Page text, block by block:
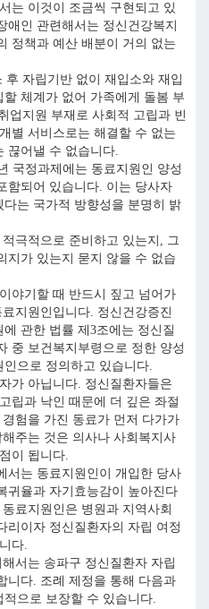
는 이것이 조금씩 구현되고 있
애인 관련해서는 정신건강복지
정책과 예산 배분이 거의 없는
자립기반 없이 재입소와 재입
체계가 없어 가족에게 돌봄 부
업지원 부재로 사회적 고립과 빈
별 서비스로는 해결할 수 없는
끊어낼 수 없습니다.
국정과제에는 동료지원인 양성
함되어 있습니다. 이는 당사자
는 국가적 방향성을 분명히 밝
극적으로 준비하고 있는지, 그
지가 있는지 묻지 않을 수 없습
야기할 때 반드시 짚고 넘어가
지원인입니다. 정신건강증진
관한 법률 제3조에는 정신질
중 보건복지부령으로 정한 양성
으로 정의하고 있습니다.
가 아닙니다. 정신질환자들은
립과 낙인 때문에 더 깊은 좌절
험을 가진 동료가 먼저 다가가
주는 것은 의사나 사회복지사
이 됩니다.
서는 동료지원인이 개입한 당사
귀율과 자기효능감이 높아진다
료지원인은 병원과 지역사회
리이자 정신질환자의 자립 여정
다.
서는 송파구 정신질환자 자립
니다. 조례 제정을 통해 다음과
으로 보장할 수 있습니다.